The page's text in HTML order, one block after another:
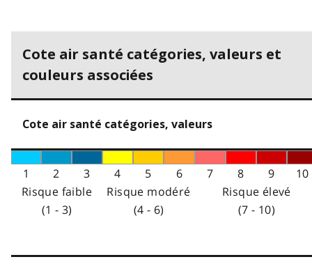
Cote air santé catégories, valeurs et
couleurs associées
Cote air santé catégories, valeurs
1 2 3 4 5 6 7 8 9
10
Risque faible
(1 - 3)
Risque modéré
(4 - 6)
Risque élevé
(7 - 10)